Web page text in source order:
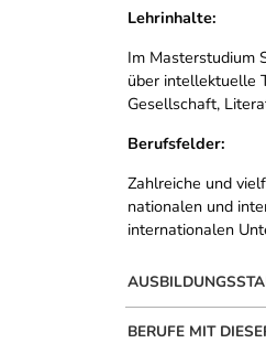
Lehrinhalte:
Im Masterstudium
über intellektuelle
Gesellschaft,
Berufsfelder:
Zahlreiche und
nationalen und
internationalen
BERUFE MIT